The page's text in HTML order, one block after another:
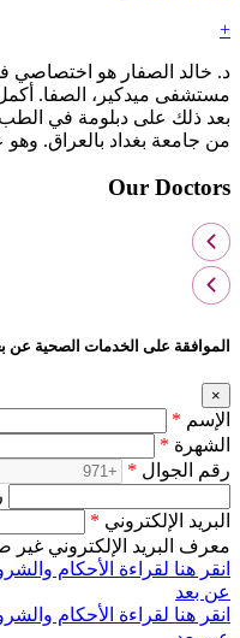
+
د. خالد الصفار هو اختصاصي
مستشفى ميدكير، الصفا.
بعد ذلك على دبلومة في
من جامعة بغداد بالعراق.
Our Doctors
الموافقة على الخدمات الصحية عن
×
الإسم *
الشهرة *
رقم الجوال *
البريد الإلكتروني *
معرف البريد الإلكتروني غير
انقر هنا لقراءة الأحكام
عن بعد
انقر هنا لقراءة الأحكام